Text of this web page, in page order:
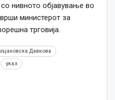
нивното објавување во
министерот за
трговија.
Давкова
указ